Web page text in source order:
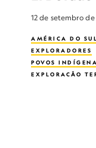
12 de setembro de
AMÉRICA DO SUL
EXPLORADORES
POVOS
EXPLORAÇÃO